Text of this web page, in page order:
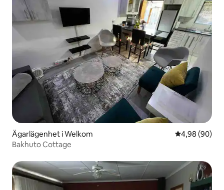
Ägarlägenhet i Welkom 4,98 av 5 i
4,98 (90)
Bakhuto Cottage